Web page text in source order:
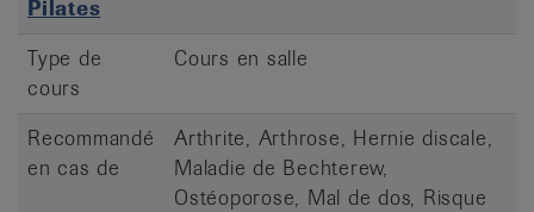
Pilates
Type de
cours
Cours en salle
Recommandé
en cas de
Arthrite, Arthrose, Hernie discale,
Maladie de Bechterew,
Ostéoporose, Mal de dos, Risque